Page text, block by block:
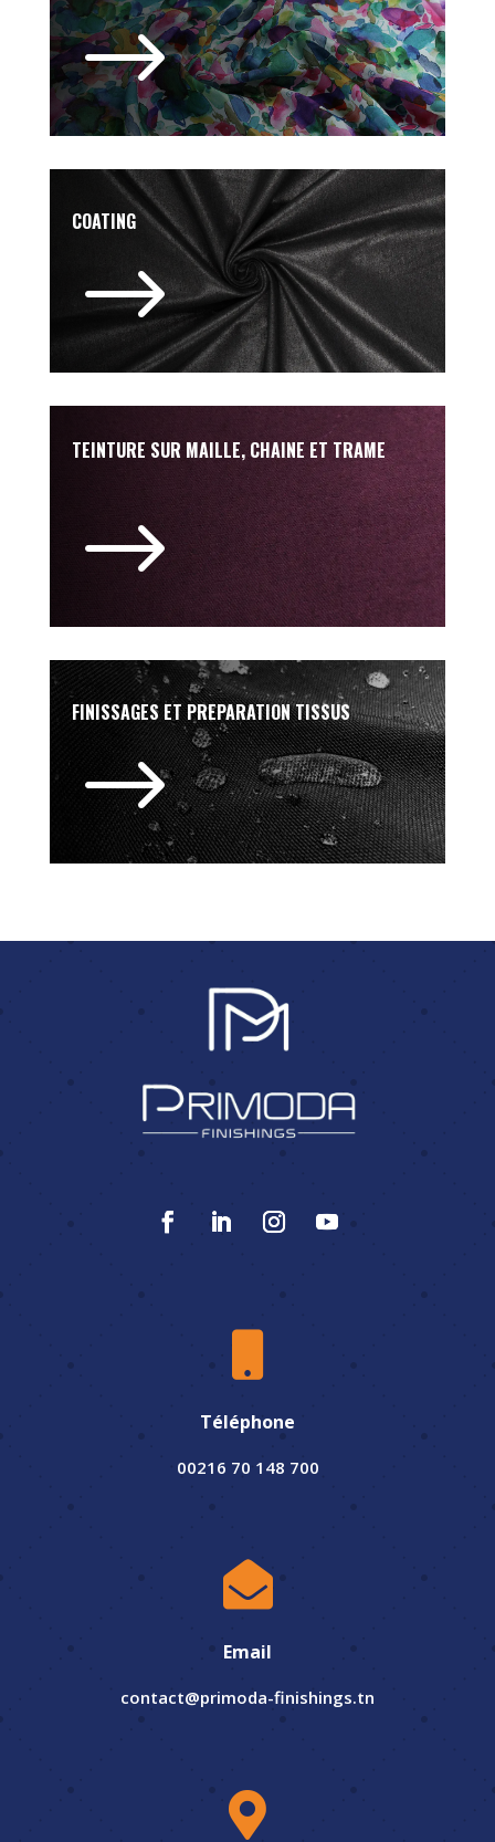
$
COATING
$
TEINTURE SUR MAILLE, CHAINE ET TRAME
$
FINISSAGES ET PREPARATION TISSUS
$
Téléphone
00216 70 148 700

Email
contact@primoda-finishings.tn
